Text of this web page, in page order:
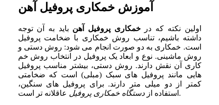
آموزش خمکاری پروفیل آهن
اولین نکته که درخمکاری پروفیل آهن باید به آن توجه
داشته باشیم، تناسب روش خمکاری با ضخامت پروفیل
است. خمکاری به دو صورت انجام می‌ شود: روش دستی و
روش ماشینی. نوع و ابعاد یک پروفیل در انتخاب روش خم‌
کاری آن نقش دارند. روش دستی، بیشتر مناسب پروفیل‌‌
هایی مانند پروفیل‌ های سبک (مبلی) است که ضخامتی
کمتر از دو میلی‌ متر دارند. برای پروفیل‌ های سنگین،
استفاده ازدستگاه خمکاری پروفیل عاقلانه‌ تر است.